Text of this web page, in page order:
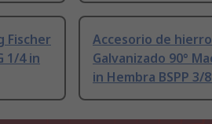
Fischer
1/4 in
Accesorio de
Galvanizado 90°
in Hembra BSPP 3/